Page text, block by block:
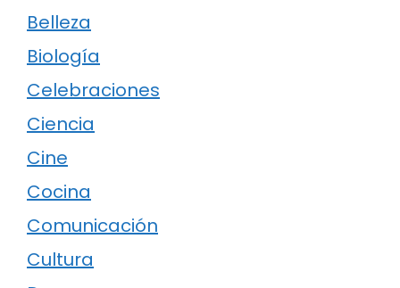
Belleza
Biología
Celebraciones
Ciencia
Cine
Cocina
Comunicación
Cultura